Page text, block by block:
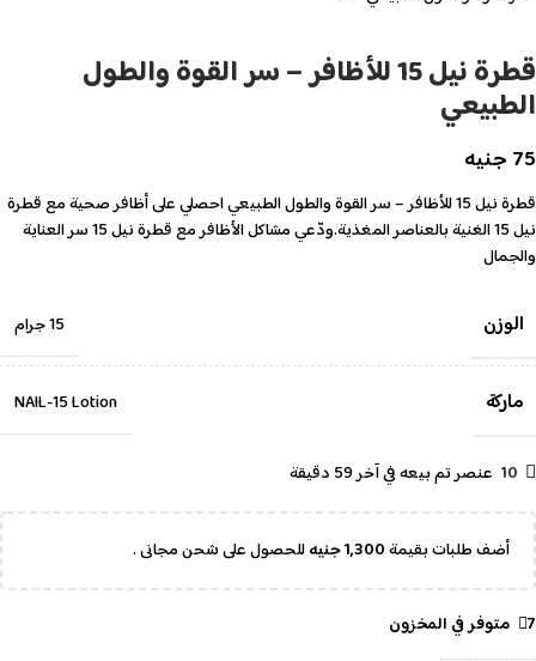
قطرة نيل 15 للأظافر – سر القوة والطول
الطبيعي
75جنيه
قطرة نيل 15 للأظافر – سر القوة والطول الطبيعي احصلي على أظافر صحية مع قطرة
نيل 15 الغنية بالعناصر المغذية.ودّعي مشاكل الأظافر مع قطرة نيل 15 سر العناية
والجمال
الوزن 15 جرام
ماركة NAIL-15 Lotion
10 عنصر تم بيعه في آخر 59 دقيقة
أضف طلبات بقيمة1,300جنيهللحصول على شحن مجانى .
7 متوفر في المخزون